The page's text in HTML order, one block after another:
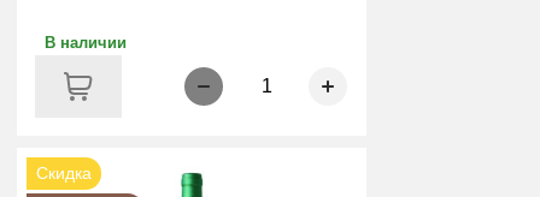
В наличии
1
Скидка